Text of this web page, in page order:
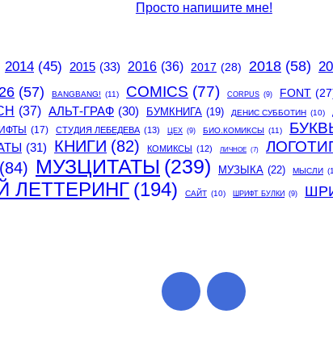
Просто напишите мне!
2014 (45) 2015 (33) 2016 (36) 2017 (28) 2018 (58)
(57) BANGBANG! (11) COMICS (77) CORPUS (9) FONT
(37) АЛЬТ-ГРАФ (30) БУМКНИГА (19) ДЕНИС СУББОТИН (10)
(17) СТУДИЯ ЛЕБЕДЕВА (13) ЦЕХ (9) БИО.КОМИКСЫ (11)
(31) КНИГИ (82) КОМИКСЫ (12) ЛИЧНОЕ (7)
(84) МУЗЦИТАТЫ (239) МУЗЫКА (22) МЫСЛИ
ЛЕТТЕРИНГ (194) САЙТ (10) ШРИФТ БУЛКИ (9)